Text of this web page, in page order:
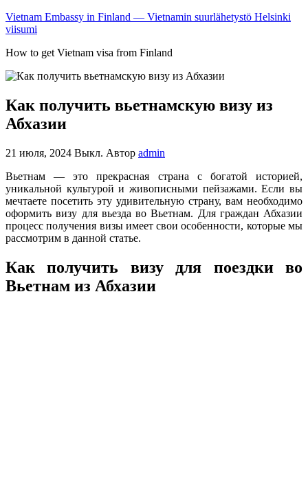
Vietnam Embassy in Finland — Vietnamin suurlähetystö Helsinki
viisumi
How to get Vietnam visa from Finland
Как получить вьетнамскую визу из
Абхазии
21 июля, 2024 Выкл. Автор admin
Вьетнам — это прекрасная страна с богатой историей,
уникальной культурой и живописными пейзажами. Если вы
мечтаете посетить эту удивительную страну, вам необходимо
оформить визу для вьезда во Вьетнам. Для граждан Абхазии
процесс получения визы имеет свои особенности, которые мы
рассмотрим в данной статье.
Как получить визу для поездки во
Вьетнам из Абхазии